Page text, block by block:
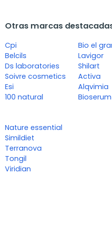
Otras marcas
Cpi
Belcils
Ds laboratories
Soivre cosmetics
Esi
100 natural
Bio el
Lavigor
Shilart
Activa
Alqvimia
Bioserum
Nature essential
Simildiet
Terranova
Tongil
Viridian